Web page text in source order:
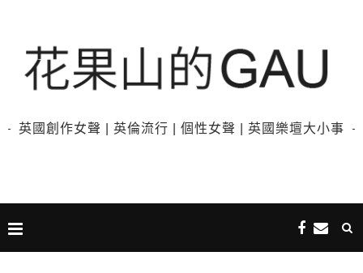
英國創作女聲 | 英倫流行 | 個性女聲 | 英國樂壇大小事